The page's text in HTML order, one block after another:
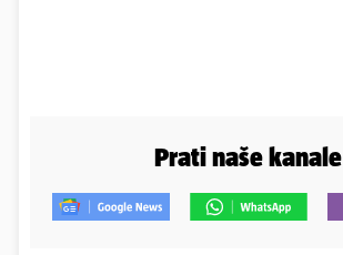
Prati naše kanale